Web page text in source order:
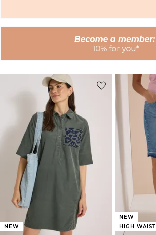
NEW
NEW
HIGH WAIST